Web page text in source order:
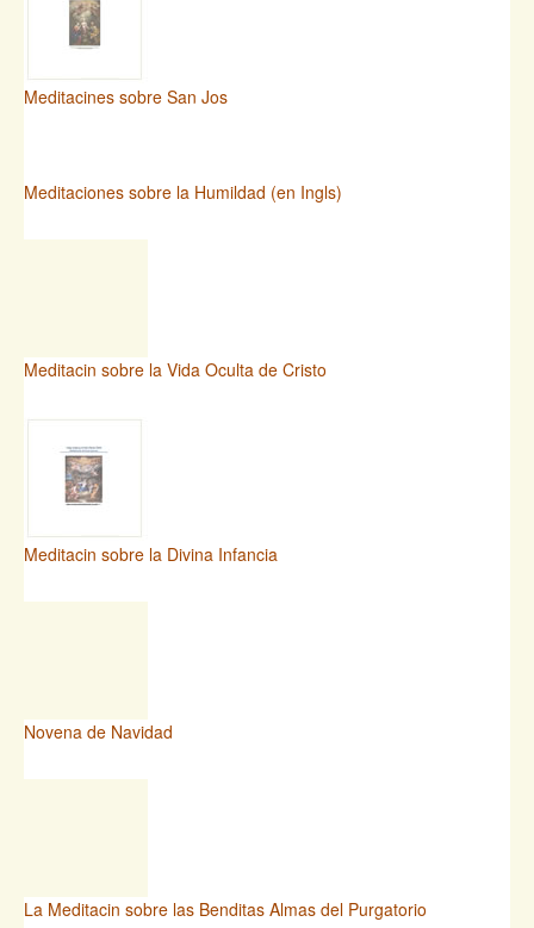
Meditacines sobre San Jos
Meditaciones sobre la Humildad (en Ingls)
Meditacin sobre la Vida Oculta de Cristo
Meditacin sobre la Divina Infancia
Novena de Navidad
La Meditacin sobre las Benditas Almas del Purgatorio